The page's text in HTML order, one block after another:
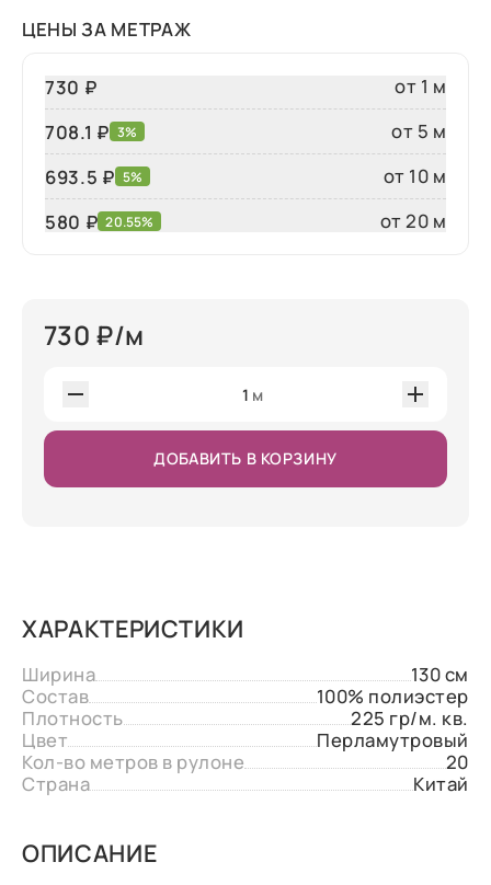
ЦЕНЫ ЗА МЕТРАЖ
730 ₽
от 1 м
708.1 ₽ 3%
от 5 м
693.5 ₽ 5%
от 10 м
580 ₽ 20.55% от 20 м
730 ₽/м
1 м
ДОБАВИТЬ В КОРЗИНУ
ХАРАКТЕРИСТИКИ
Ширина
130 см
Состав
100% полиэстер
Плотность
225 гр/м. кв.
Цвет
Перламутровый
Кол-во метров в рулоне
20
Страна
Китай
ОПИСАНИЕ